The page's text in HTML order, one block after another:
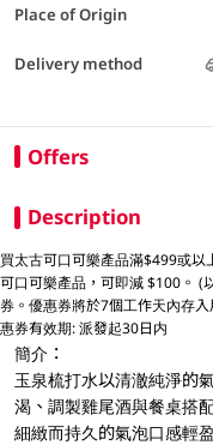
Place of Origin
Delivery method
Offers
Description
買太古可口可樂產品滿$499或
可口可樂產品，可即減 $100。 (
券。優惠券將於7個工作天內存
惠券有效期: 派發起30日内
簡介：
玉泉梳打水以清澈純淨的
渴、調製雞尾酒與餐桌搭
細緻而持久的氣泡口感輕